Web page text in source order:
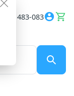
8182 483-083